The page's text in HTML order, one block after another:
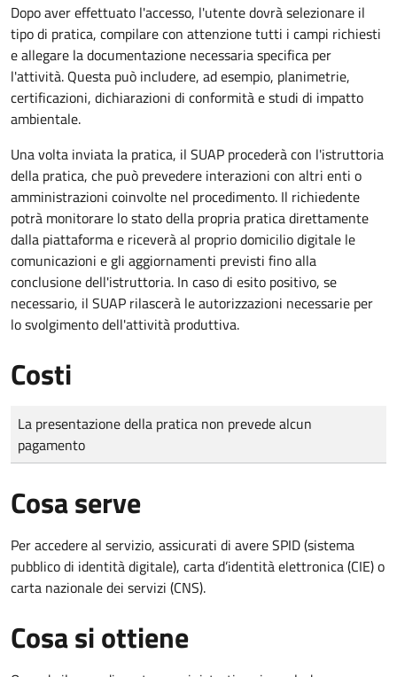
Dopo aver effettuato l'accesso, l'utente dovrà selezionare il
tipo di pratica, compilare con attenzione tutti i campi richiesti
e allegare la documentazione necessaria specifica per
l'attività. Questa può includere, ad esempio, planimetrie,
certificazioni, dichiarazioni di conformità e studi di impatto
ambientale.
Una volta inviata la pratica, il SUAP procederà con l'istruttoria
della pratica, che può prevedere interazioni con altri enti o
amministrazioni coinvolte nel procedimento. Il richiedente
potrà monitorare lo stato della propria pratica direttamente
dalla piattaforma e riceverà al proprio domicilio digitale le
comunicazioni e gli aggiornamenti previsti fino alla
conclusione dell'istruttoria. In caso di esito positivo, se
necessario, il SUAP rilascerà le autorizzazioni necessarie per
lo svolgimento dell'attività produttiva.
Costi
Tipo di pagamento
Importo
La presentazione della pratica non prevede alcun
pagamento
Cosa serve
Per accedere al servizio, assicurati di avere SPID (sistema
pubblico di identità digitale), carta d’identità elettronica (CIE) o
carta nazionale dei servizi (CNS).
Cosa si ottiene